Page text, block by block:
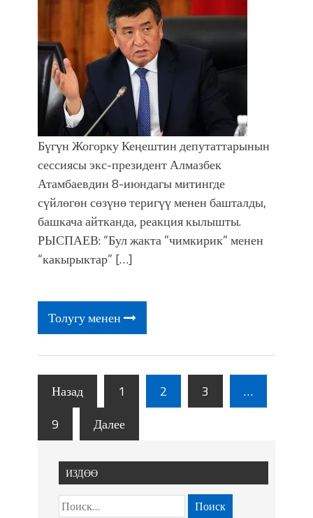
Бүгүн Жогорку Кеңештин депутаттарынын
сессиясы экс-президент Алмазбек
Атамбаевдин 8-июндагы митингде
сүйлөгөн сөзүнө теригүү менен башталды,
башкача айтканда, реакция кылышты.
РЫСПАЕВ: “Бул жакта ”чимкирик” менен
“какырыктар” […]
Толугу менен
Назад 1 2 3
…
9
Далее
ИЗДӨӨ